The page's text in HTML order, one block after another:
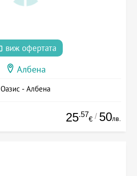
виж офертата
Албена
Оазис - Албена
25.57
€ / 50лв.